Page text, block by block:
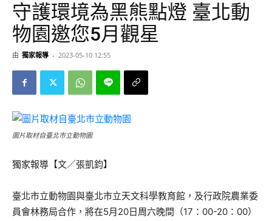
守護環境為黑熊點燈 臺北動
物園邀您5月觀星
由 獨家報導 - 2023-05-10 12:55
圖片取材自臺北市立動物園
獨家報導【文／張凱鈞】
臺北市立動物園與臺北市立天文科學教育館，及行政院農業委
員會林務局合作，將在5月20日周六晚間（17：00-20：00）